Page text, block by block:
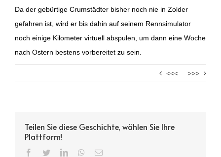
Da der gebürtige Crumstädter bisher noch nie in Zolder
gefahren ist, wird er bis dahin auf seinem Rennsimulator
noch einige Kilometer virtuell abspulen, um dann eine Woche
nach Ostern bestens vorbereitet zu sein.
<<< >>>
Teilen Sie diese Geschichte, wählen Sie Ihre
Plattform!
Facebook
TwitterLinkedInWhatsApp
Email